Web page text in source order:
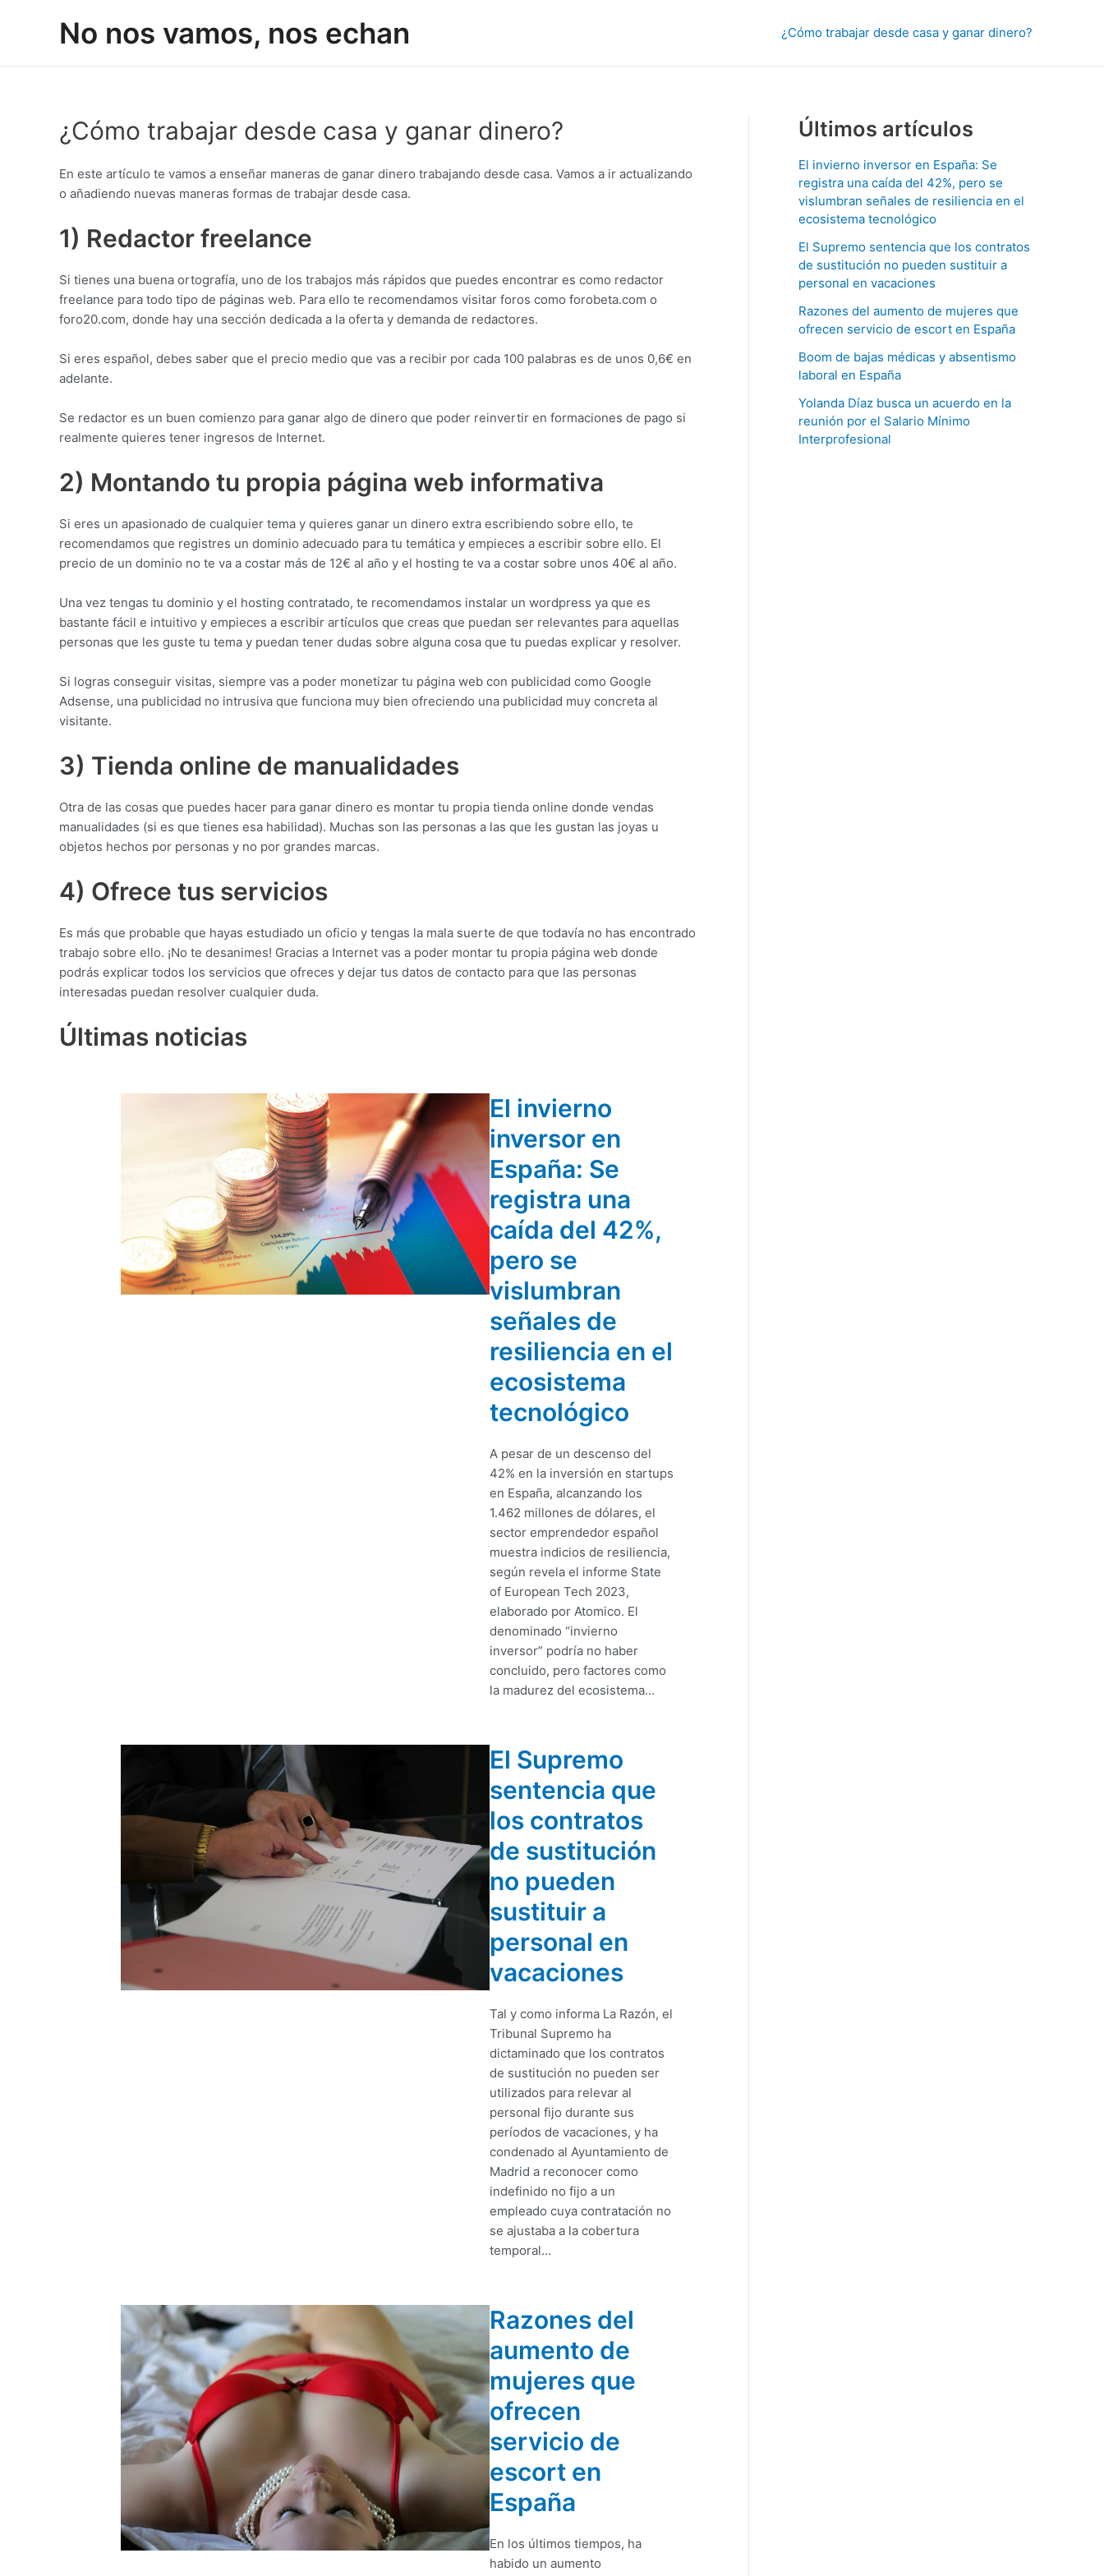
No nos vamos, nos echan ¿Cómo trabajar desde casa y ganar dinero?
¿Cómo trabajar desde casa y ganar dinero?
En este artículo te vamos a enseñar maneras de ganar dinero trabajando desde casa. Vamos a ir actualizando
o añadiendo nuevas maneras formas de trabajar desde casa.
1) Redactor freelance
Si tienes una buena ortografía, uno de los trabajos más rápidos que puedes encontrar es como redactor
freelance para todo tipo de páginas web. Para ello te recomendamos visitar foros como forobeta.com o
foro20.com, donde hay una sección dedicada a la oferta y demanda de redactores.
Si eres español, debes saber que el precio medio que vas a recibir por cada 100 palabras es de unos 0,6€ en
adelante.
Se redactor es un buen comienzo para ganar algo de dinero que poder reinvertir en formaciones de pago si
realmente quieres tener ingresos de Internet.
2) Montando tu propia página web informativa
Si eres un apasionado de cualquier tema y quieres ganar un dinero extra escribiendo sobre ello, te
recomendamos que registres un dominio adecuado para tu temática y empieces a escribir sobre ello. El
precio de un dominio no te va a costar más de 12€ al año y el hosting te va a costar sobre unos 40€ al año.
Una vez tengas tu dominio y el hosting contratado, te recomendamos instalar un wordpress ya que es
bastante fácil e intuitivo y empieces a escribir artículos que creas que puedan ser relevantes para aquellas
personas que les guste tu tema y puedan tener dudas sobre alguna cosa que tu puedas explicar y resolver.
Si logras conseguir visitas, siempre vas a poder monetizar tu página web con publicidad como Google
Adsense, una publicidad no intrusiva que funciona muy bien ofreciendo una publicidad muy concreta al
visitante.
3) Tienda online de manualidades
Otra de las cosas que puedes hacer para ganar dinero es montar tu propia tienda online donde vendas
manualidades (si es que tienes esa habilidad). Muchas son las personas a las que les gustan las joyas u
objetos hechos por personas y no por grandes marcas.
4) Ofrece tus servicios
Es más que probable que hayas estudiado un oficio y tengas la mala suerte de que todavía no has encontrado
trabajo sobre ello. ¡No te desanimes! Gracias a Internet vas a poder montar tu propia página web donde
podrás explicar todos los servicios que ofreces y dejar tus datos de contacto para que las personas
interesadas puedan resolver cualquier duda.
Últimas noticias
El invierno
inversor en
España: Se
registra una
caída del 42%,
pero se
vislumbran
señales de
resiliencia en el
ecosistema
tecnológico
A pesar de un descenso del
42% en la inversión en startups
en España, alcanzando los
1.462 millones de dólares, el
sector emprendedor español
muestra indicios de resiliencia,
según revela el informe State
of European Tech 2023,
elaborado por Atomico. El
denominado “invierno
inversor” podría no haber
concluido, pero factores como
la madurez del ecosistema…
El Supremo
sentencia que
los contratos
de sustitución
no pueden
sustituir a
personal en
vacaciones
Tal y como informa La Razón, el
Tribunal Supremo ha
dictaminado que los contratos
de sustitución no pueden ser
utilizados para relevar al
personal fijo durante sus
períodos de vacaciones, y ha
condenado al Ayuntamiento de
Madrid a reconocer como
indefinido no fijo a un
empleado cuya contratación no
se ajustaba a la cobertura
temporal…
Razones del
aumento de
mujeres que
ofrecen
servicio de
escort en
España
En los últimos tiempos, ha
habido un aumento
Últimos artículos
El invierno inversor en España: Se
registra una caída del 42%, pero se
vislumbran señales de resiliencia en el
ecosistema tecnológico
El Supremo sentencia que los contratos
de sustitución no pueden sustituir a
personal en vacaciones
Razones del aumento de mujeres que
ofrecen servicio de escort en España
Boom de bajas médicas y absentismo
laboral en España
Yolanda Díaz busca un acuerdo en la
reunión por el Salario Mínimo
Interprofesional